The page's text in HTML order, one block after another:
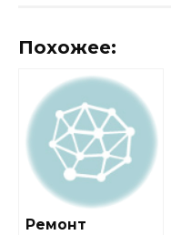
Похожее:
Ремонт